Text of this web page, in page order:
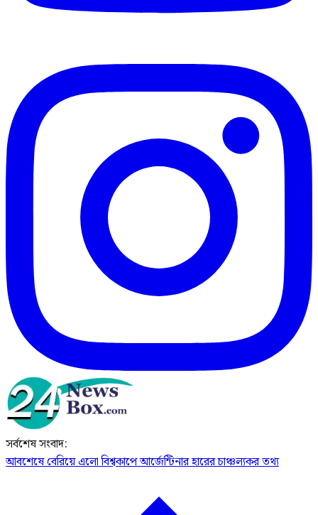
সর্বশেষ সংবাদ:
আবশেষে বেরিয়ে এলো বিশ্বকাপে আর্জেন্টিনার হারের চাঞ্চল্যকর তথ্য